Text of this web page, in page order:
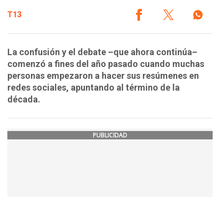
T13
La confusión y el debate –que ahora continúa–
comenzó a fines del año pasado cuando muchas
personas empezaron a hacer sus resúmenes en
redes sociales, apuntando al término de la
década.
PUBLICIDAD